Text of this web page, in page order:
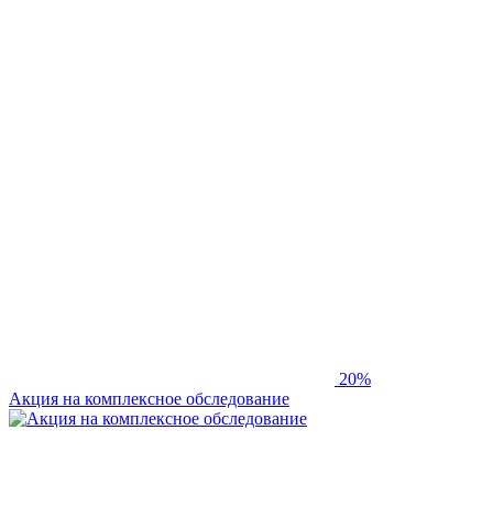
20%
Акция на комплексное обследование